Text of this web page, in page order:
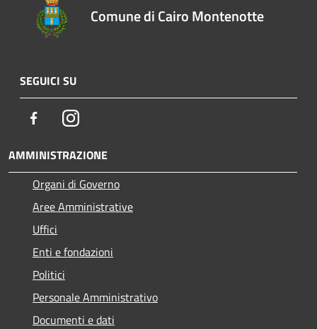
Comune di Cairo Montenotte
SEGUICI SU
FacebookInstagram
AMMINISTRAZIONE
Organi di Governo
Aree Amministrative
Uffici
Enti e fondazioni
Politici
Personale Amministrativo
Documenti e dati